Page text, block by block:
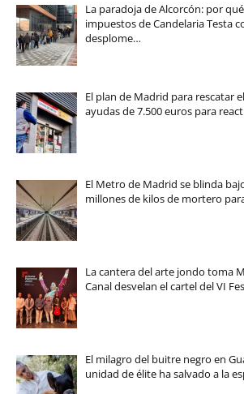
La paradoja de Alcorcón: por
impuestos de Candelaria Testa
desplome…
El plan de Madrid para rescatar
ayudas de 7.500 euros para
El Metro de Madrid se blinda
millones de kilos de mortero
La cantera del arte jondo toma
Canal desvelan el cartel del VI
El milagro del buitre negro en
unidad de élite ha salvado a la